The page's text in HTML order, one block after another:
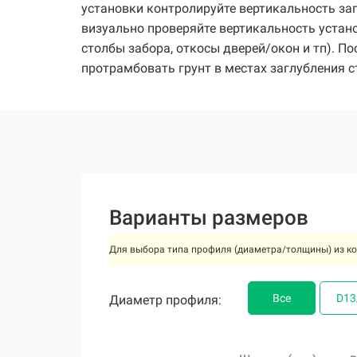
установки контролируйте вертикальность
визуально проверяйте вертикальность
столбы забора, откосы дверей/окон и тп).
протрамбовать грунт в местах заглубления
Варианты размеров
Для выбора типа профиля (диаметра/толщины) из
Диаметр профиля: Все
Диаметр профиля: Все
Диаметр профиля: Все
Диаметр профиля: Все
Диаметр профиля: Все
Диаметр профиля: Все
Диаметр профиля: Все